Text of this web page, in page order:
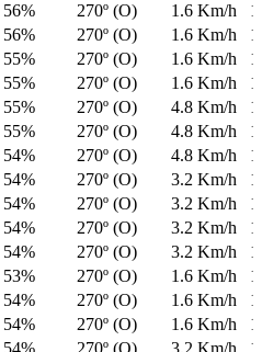
56% 270º (O) 1.6 Km/h
56% 270º (O) 1.6 Km/h
55% 270º (O) 1.6 Km/h
55% 270º (O) 1.6 Km/h
55% 270º (O) 4.8 Km/h
55% 270º (O) 4.8 Km/h
54% 270º (O) 4.8 Km/h
54% 270º (O) 3.2 Km/h
54% 270º (O) 3.2 Km/h
54% 270º (O) 3.2 Km/h
54% 270º (O) 3.2 Km/h
53% 270º (O) 1.6 Km/h
54% 270º (O) 1.6 Km/h
54% 270º (O) 1.6 Km/h
54% 270º (O) 3.2 Km/h